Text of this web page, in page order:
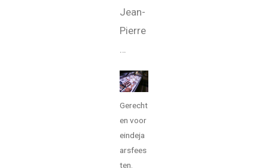
Jean-
Pierre
Gerecht
en voor
eindeja
arsfees
ten.